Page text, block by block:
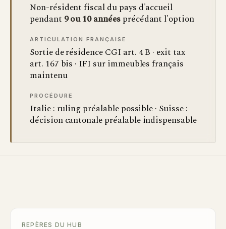
Non-résident fiscal du pays d'accueil
pendant 9 ou 10 annéesprécédant l'option
ARTICULATION FRANÇAISE
Sortie de résidence CGI art. 4 B · exit tax
art. 167 bis · IFI sur immeubles français
maintenu
PROCÉDURE
Italie : ruling préalable possible · Suisse :
décision cantonale préalable indispensable
REPÈRES DU HUB